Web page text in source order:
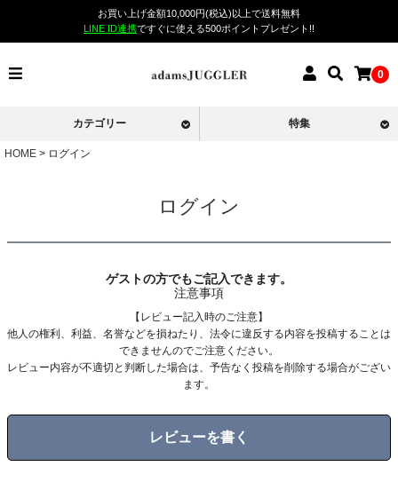
お買い上げ金額10,000円(税込)以上で送料無料
LINE ID連携ですぐに使える500ポイントプレゼント!!
0
カテゴリー 特集
HOME ログイン
ログイン
ゲストの方でもご記入できます。
注意事項
【レビュー記入時のご注意】
他人の権利、利益、名誉などを損ねたり、法令に違反する内容を投稿することは
できませんのでご注意ください。
レビュー内容が不適切と判断した場合は、予告なく投稿を削除する場合がござい
ます。
レビューを書く